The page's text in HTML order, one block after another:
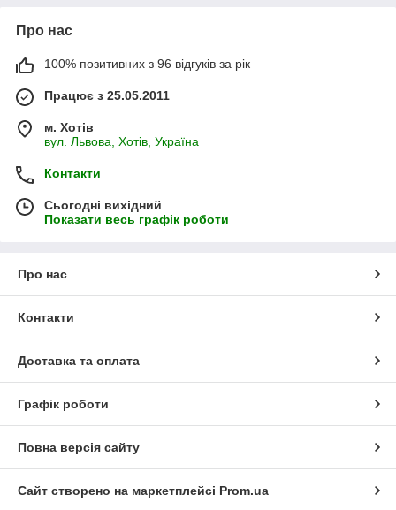
Про нас
100% позитивних з 96 відгуків за рік
Працює з 25.05.2011
м. Хотів
вул. Львова, Хотів, Україна
Контакти
Сьогодні вихідний
Показати весь графік роботи
Про нас
Контакти
Доставка та оплата
Графік роботи
Повна версія сайту
Сайт створено на маркетплейсі Prom.ua